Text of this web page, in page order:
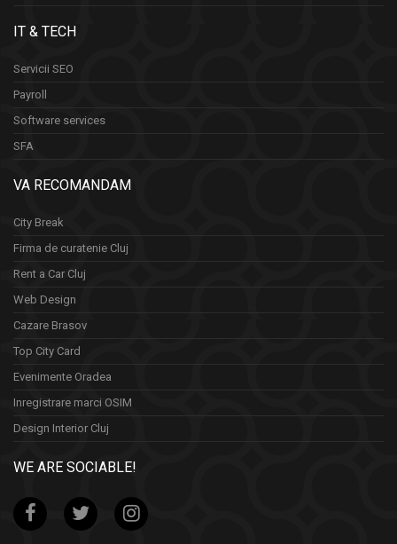
IT & TECH
Servicii SEO
Payroll
Software services
SFA
VA RECOMANDAM
City Break
Firma de curatenie Cluj
Rent a Car Cluj
Web Design
Cazare Brasov
Top City Card
Evenimente Oradea
Inregistrare marci OSIM
Design Interior Cluj
WE ARE SOCIABLE!